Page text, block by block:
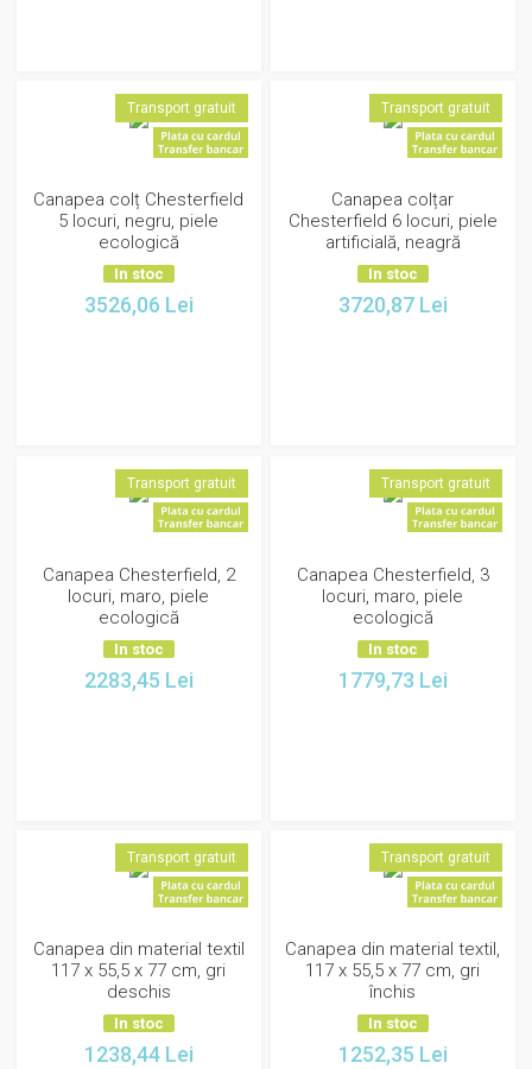
Transport gratuit
Canapea colț Chesterfield
5 locuri, negru, piele
ecologică
In stoc
3526,06 Lei
Transport gratuit
Canapea colțar
Chesterfield 6 locuri, piele
artificială, neagră
In stoc
3720,87 Lei
Transport gratuit
Canapea Chesterfield, 2
locuri, maro, piele
ecologică
In stoc
2283,45 Lei
Transport gratuit
Canapea Chesterfield, 3
locuri, maro, piele
ecologică
In stoc
1779,73 Lei
Transport gratuit
Canapea din material textil
117 x 55,5 x 77 cm, gri
deschis
In stoc
1238,44 Lei
Transport gratuit
Canapea din material textil,
117 x 55,5 x 77 cm, gri
închis
In stoc
1252,35 Lei